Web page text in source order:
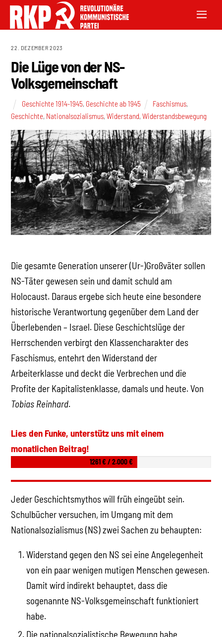
22. DEZEMBER 2023
Die Lüge von der NS-
Volksgemeinschaft
Geschichte 1914-1945, Geschichte ab 1945 Faschismus,
Geschichte, Nationalsozialismus,Widerstand,Widerstandsbewegung
Die gesamte Generation unserer (Ur-)Großväter sollen
NS-Täter gewesen sein und damit schuld am
Holocaust. Daraus ergebe sich heute eine besondere
historische Verantwortung gegenüber dem Land der
Überlebenden – Israel. Diese Geschichtslüge der
Herrschenden verbirgt den Klassencharakter des
Faschismus, entehrt den Widerstand der
Arbeiterklasse und deckt die Verbrechen und die
Profite der Kapitalistenklasse, damals und heute. Von
Tobias Reinhard.
Lies den Funke, unterstütz uns mit einem
monatlichen Beitrag!
1261 € / 2.000 €
Jeder Geschichtsmythos will früh eingeübt sein.
Schulbücher versuchen, im Umgang mit dem
Nationalsozialismus (NS) zwei Sachen zu behaupten:
Widerstand gegen den NS sei eine Angelegenheit
von ein paar wenigen mutigen Menschen gewesen.
Damit wird indirekt behauptet, dass die
sogenannte NS-Volksgemeinschaft funktioniert
habe.
Die nationalsozialistische Bewegung habe